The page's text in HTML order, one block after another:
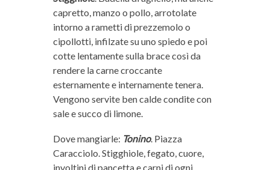
capretto, manzo o pollo, arrotolate
intorno a rametti di prezzemolo o
cipollotti, infilzate su uno spiedo e poi
cotte lentamente sulla brace così da
rendere la carne croccante
esternamente e internamente tenera.
Vengono servite ben calde condite con
sale e succo di limone.
Dove mangiarle: Tonino. Piazza
Caracciolo. Stigghiole, fegato, cuore,
involtini di pancetta e carni di ogni